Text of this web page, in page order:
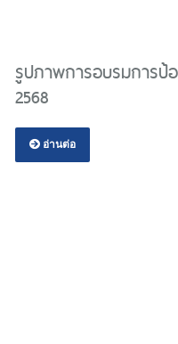
รูปภาพการอบรมการป้
2568
อ่านต่อ